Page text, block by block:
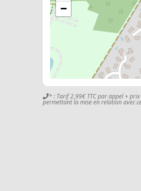
−
* : Tarif 2,99€ TTC par appel +
permettant la mise en relation avec